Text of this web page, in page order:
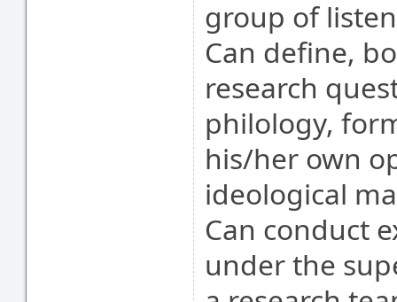
group of
Can define,
research
philology,
his/her own
ideological
Can conduct
under the